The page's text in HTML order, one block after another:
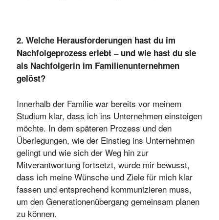
2. Welche Herausforderungen hast du im
Nachfolgeprozess erlebt – und wie hast du sie
als Nachfolgerin im Familienunternehmen
gelöst?
Innerhalb der Familie war bereits vor meinem
Studium klar, dass ich ins Unternehmen einsteigen
möchte. In dem späteren Prozess und den
Überlegungen, wie der Einstieg ins Unternehmen
gelingt und wie sich der Weg hin zur
Mitverantwortung fortsetzt, wurde mir bewusst,
dass ich meine Wünsche und Ziele für mich klar
fassen und entsprechend kommunizieren muss,
um den Generationenübergang gemeinsam planen
zu können.